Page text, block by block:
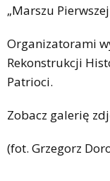
„Marszu
Organizatorami
Rekonstrukcji
Patrioci.
Zobacz galerię
(fot. Grzegorz